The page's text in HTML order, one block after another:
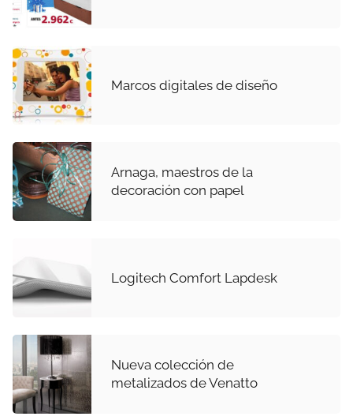
Marcos digitales de diseño
Arnaga, maestros de la
decoración con papel
Logitech Comfort Lapdesk
Nueva colección de
metalizados de Venatto